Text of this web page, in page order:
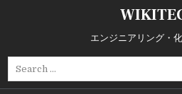
エンジニアリング・